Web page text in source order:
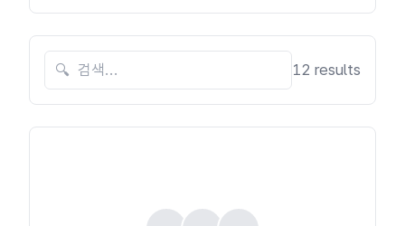
🔍 12 results